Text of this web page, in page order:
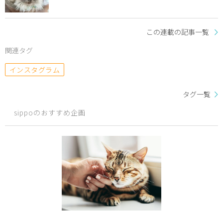
この連載の記事一覧
関連タグ
インスタグラム
タグ一覧
sippoのおすすめ企画